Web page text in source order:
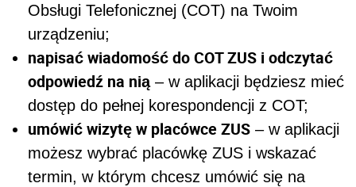
Obsługi Telefonicznej (COT) na Twoim
urządzeniu;
napisać wiadomość do COT ZUS i odczytać
odpowiedź na nią– w aplikacji będziesz mieć
dostęp do pełnej korespondencji z COT;
umówić wizytę w placówce ZUS – w aplikacji
możesz wybrać placówkę ZUS i wskazać
termin, w którym chcesz umówić się na